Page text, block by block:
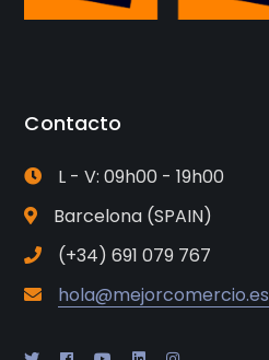
Contacto
L - V: 09h00 - 19h00
Barcelona (SPAIN)
(+34) 691 079 767
hola@mejorcomercio.es